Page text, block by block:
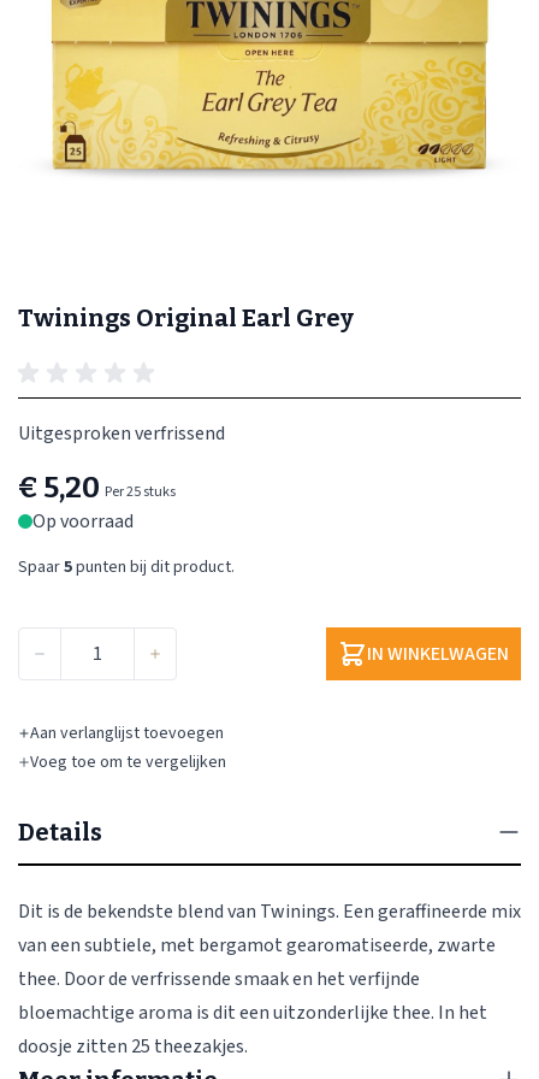
Twinings Original Earl Grey
Uitgesproken verfrissend
€ 5,20 Per 25 stuks
Op voorraad
Spaar5punten bij dit product.
IN WINKELWAGEN
Aan verlanglijst toevoegen
Voeg toe om te vergelijken
Details
Dit is de bekendste blend van Twinings. Een geraffineerde mix
van een subtiele, met bergamot gearomatiseerde, zwarte
thee. Door de verfrissende smaak en het verfijnde
bloemachtige aroma is dit een uitzonderlijke thee. In het
doosje zitten 25 theezakjes.